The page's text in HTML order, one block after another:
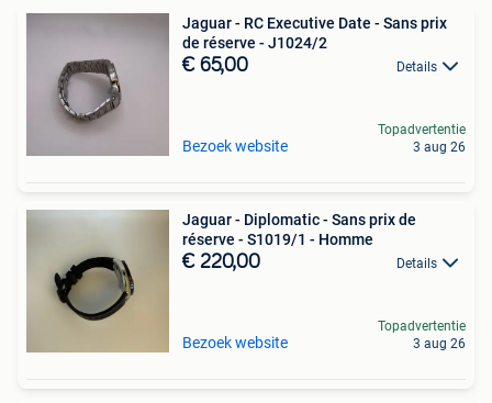
Jaguar - RC Executive Date - Sans prix
de réserve - J1024/2
€ 65,00 Details
Bezoek website
Topadvertentie
3 aug 26
Jaguar - Diplomatic - Sans prix de
réserve - S1019/1 - Homme
€ 220,00 Details
Bezoek website
Topadvertentie
3 aug 26